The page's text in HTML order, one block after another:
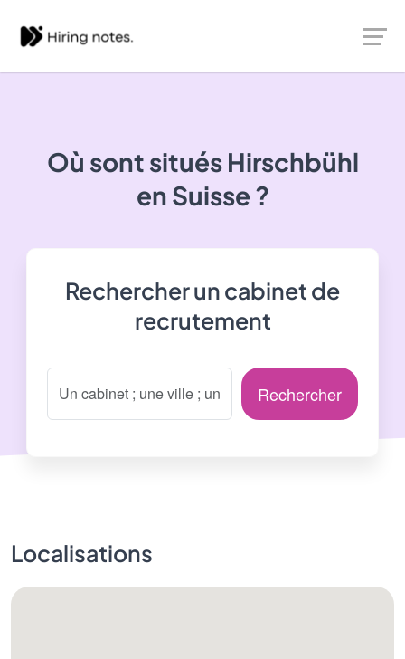
Où sont situés Hirschbühl
en Suisse ?
Rechercher un cabinet de
recrutement
Rechercher
Localisations